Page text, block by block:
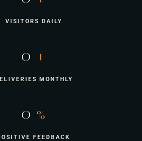
VISITORS DAILY
0 +
MONTHLY
0 %
FEEDBACK